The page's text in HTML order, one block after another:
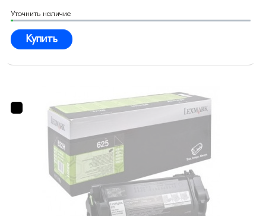
Уточнить наличие
Купить